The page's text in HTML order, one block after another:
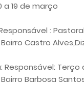
a 19 de março
:
Castro
Responsável:
Barbosa